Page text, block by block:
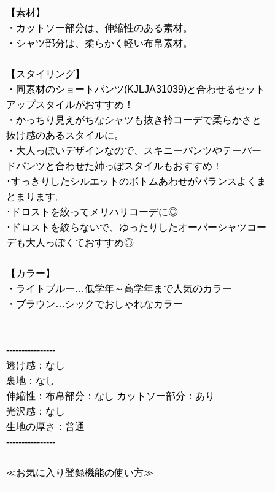
【素材】
・カットソー部分は、伸縮性のある素材。
・シャツ部分は、柔らかく軽い布帛素材。
【スタイリング】
・同素材のショートパンツ(KJLJA31039)と合わせるセット
アップスタイルがおすすめ！
・かっちり見えがちなシャツも抜き衿コーデで柔らかさと
抜け感のあるスタイルに。
・大人っぽいデザインなので、スキニーパンツやテーパー
ドパンツと合わせた姉っぽスタイルもおすすめ！
･すっきりしたシルエットのボトムあわせがバランスよくま
とまります。
･ドロストを絞ってメリハリコーデに◎
･ドロストを絞らないで、ゆったりしたオーバーシャツコー
デも大人っぽくておすすめ◎
【カラー】
・ライトブルー…低学年～高学年まで人気のカラー
・ブラウン…シックでおしゃれなカラー
----------------
透け感：なし
裏地：なし
伸縮性：布帛部分：なし カットソー部分：あり
光沢感：なし
生地の厚さ：普通
----------------
≪お気に入り登録機能の使い方≫